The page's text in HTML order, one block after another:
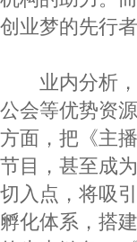
创业梦的先行者
业内分析，
公会等优势资
方面，把《主
节目，甚至成
切入点，将吸
孵化体系，搭